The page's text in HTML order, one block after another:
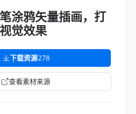
涂鸦矢量插画，打
觉效果
下载资源278
查看素材来源